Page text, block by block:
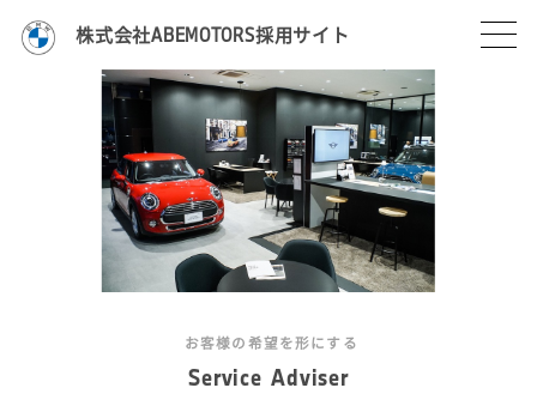
株式会社ABEMOTORS採用サイト
Service Adviser
お客様の希望を形にする